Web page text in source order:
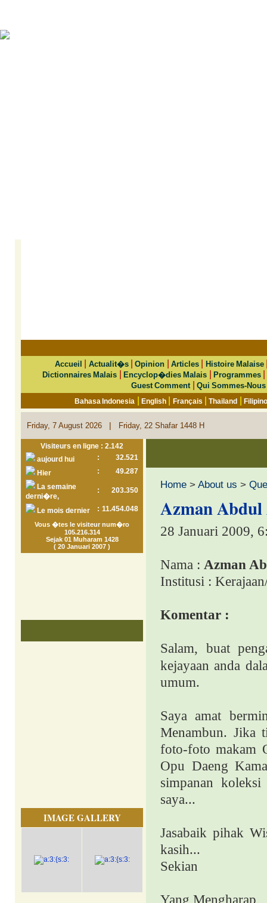
Accueil Actualit�s|Opinion Articles| Histoire Malaise
Dictionnaires Malais |Encyclop�dies Malais |Programmes
Guest Comment Qui Sommes-Nous
Bahasa Indonesia |English Français |Thailand |
Friday, 7 August 2026 | Friday, 22 Shafar 1448 H
Visiteurs en ligne : 2.142
aujourd hui
:
32.521
Hier
:
49.287
La semaine
derni�re,
: 203.350
Le mois dernier : 11.454.048
Vous �tes le visiteur num�ro
105.216.314
Sejak 01 Muharam 1428
( 20 Januari 2007 )
IMAGE GALLERY
Home > About us >
Azman
28 Januari 2009,
Nama : Azman
Institusi :
Komentar :
Salam, buat
kejayaan anda
umum.
Saya amat
Menambun. Jika
foto-foto makam
Opu Daeng
simpanan
saya...
Jasabaik pihak
kasih...
Sekian
Yang Mengharap,